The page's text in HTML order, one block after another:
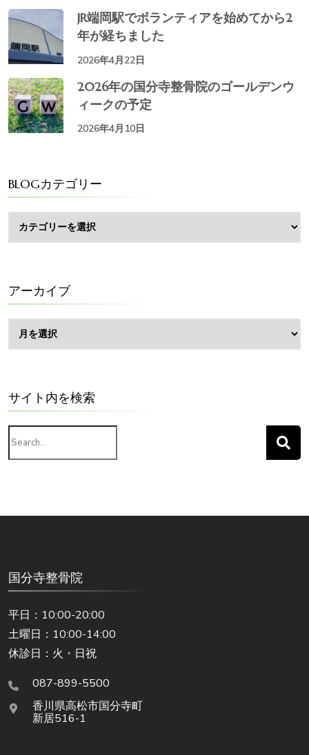
JR端岡駅でボランティアを始めてから2
年が経ちました
2026年4月22日
2026年の国分寺整骨院のゴールデンウ
ィークの予定
2026年4月10日
BLOGカテゴリー
カ
テ
ー
アーカイブ
ー
カ
サイト内を検索
Search
for:
国分寺整骨院
平日：10:00-20:00
土曜日：10:00-14:00
休診日：火・日祝
087-899-5500
香川県高松市国分寺町
新居516-1